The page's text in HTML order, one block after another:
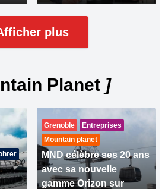
plus
Planet ]
Grenoble
Entreprises
Mountain planet
MND célèbre ses 20 ans
avec sa nouvelle
gamme Orizon sur